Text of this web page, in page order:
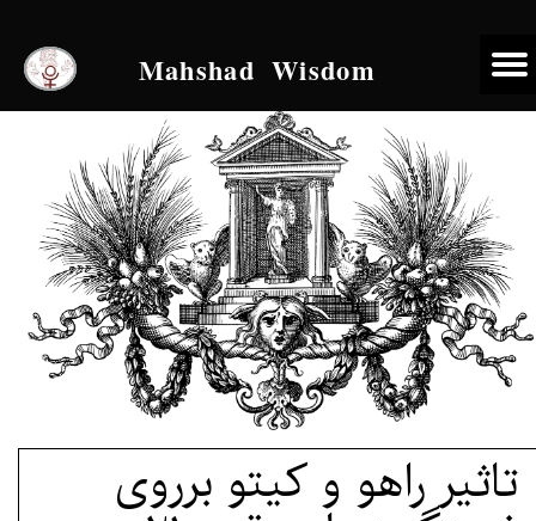
Mahshad Wisdom
تاثیر راهو و کیتو برروی